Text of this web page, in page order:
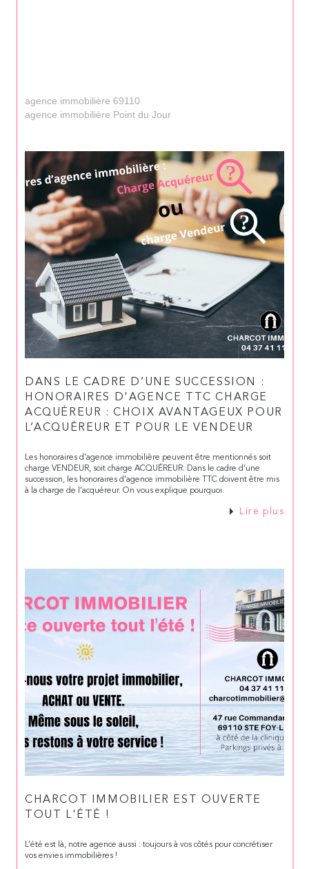
agence immobilière 69110
agence immobilière Point du Jour
DANS LE CADRE D’UNE SUCCESSION :
HONORAIRES D'AGENCE TTC CHARGE
ACQUÉREUR : CHOIX AVANTAGEUX POUR
L’ACQUÉREUR ET POUR LE VENDEUR
Les honoraires d'agence immobilière peuvent être mentionnés soit
charge VENDEUR, soit charge ACQUÉREUR. Dans le cadre d’une
succession, les honoraires d’agence immobilière TTC doivent être mis
à la charge de l’acquéreur. On vous explique pourquoi.
Lire plus
CHARCOT IMMOBILIER EST OUVERTE
TOUT L'ÉTÉ !
L’été est là, notre agence aussi : toujours à vos côtés pour concrétiser
vos envies immobilières !